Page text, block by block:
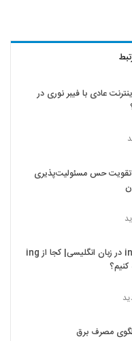
عادی با فیبر نوری در
تقویت حس مسئولیت‌پذیری
کاربرد ing در زبان انگلیسی| کجا از ing
کنیم؟
مصرف برق